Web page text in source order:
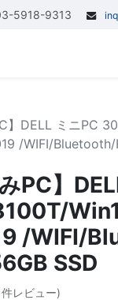
5918-9313
】DELL ミニPC
/WIFI/
みPC】
/WIFI/
SSD
件レビュー)